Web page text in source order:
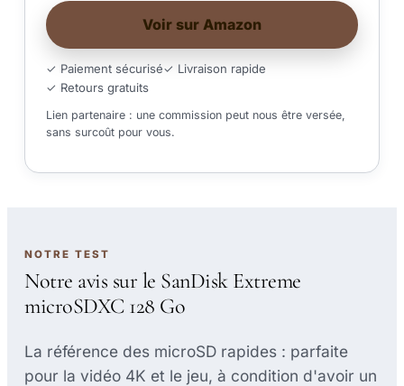
Voir sur Amazon
✓ Paiement sécurisé✓ Livraison rapide
✓ Retours gratuits
Lien partenaire : une commission peut nous être versée,
sans surcoût pour vous.
NOTRE TEST
Notre avis sur le SanDisk Extreme
microSDXC 128 Go
La référence des microSD rapides : parfaite
pour la vidéo 4K et le jeu, à condition d'avoir un